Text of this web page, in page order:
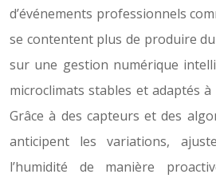
d’événements professionnels
se contentent plus de produire
sur une gestion numérique
microclimats stables et adaptés
Grâce à des capteurs et des
anticipent les variations,
l’humidité de manière